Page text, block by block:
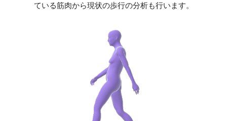
ている筋肉から現状の歩行の分析も行います。